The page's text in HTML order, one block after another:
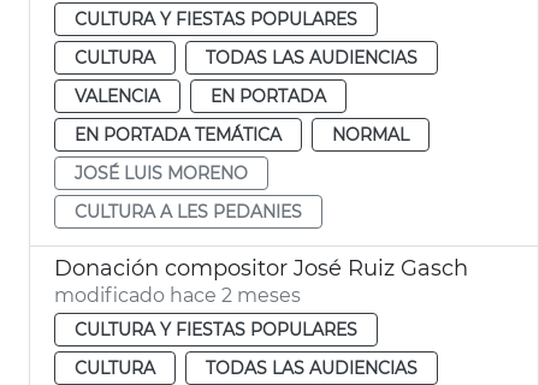
CULTURA Y FIESTAS POPULARES
CULTURA
TODAS LAS AUDIENCIAS
VALENCIA
EN PORTADA
EN PORTADA TEMÁTICA
NORMAL
JOSÉ LUIS MORENO
CULTURA A LES PEDANIES
Donación compositor José Ruiz Gasch
modificado hace 2 meses
CULTURA Y FIESTAS POPULARES
CULTURA
TODAS LAS AUDIENCIAS